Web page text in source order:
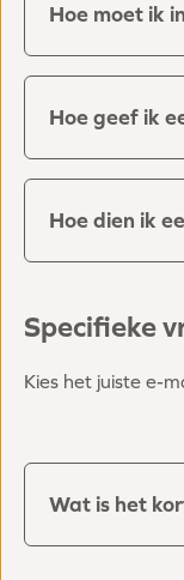
Hoe moet ik
Hoe geef ik
Hoe dien ik
Specifieke
Kies het juiste e-
Wat is het